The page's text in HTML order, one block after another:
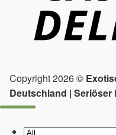
Copyright 2026 ©
Deutschland |